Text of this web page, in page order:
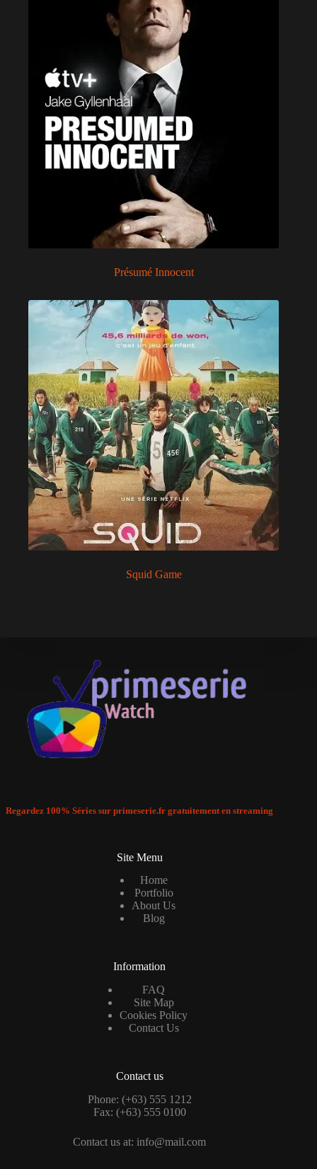
Présumé Innocent
Squid Game
Regardez 100% Séries sur primeserie.fr gratuitement en streaming
Site Menu
Home
Portfolio
About Us
Blog
Information
FAQ
Site Map
Cookies Policy
Contact Us
Contact us
Phone: (+63) 555 1212
Fax: (+63) 555 0100
Contact us at: info@mail.com